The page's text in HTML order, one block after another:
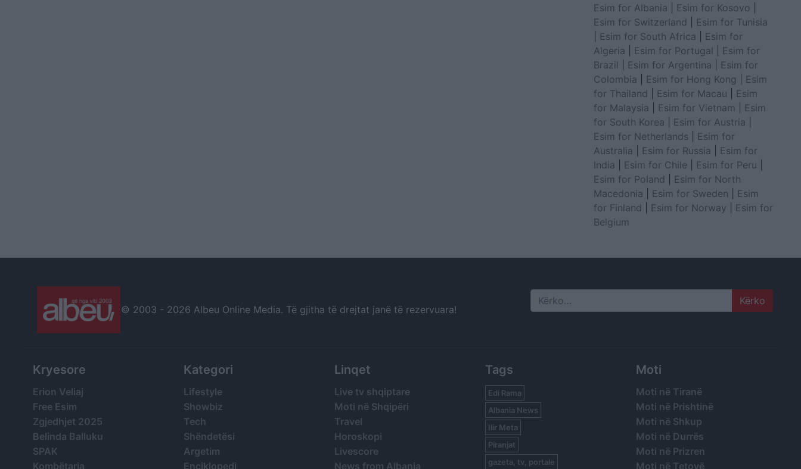
Esim for Albania
Esim for Kosovo
Esim for Switzerland
Esim for Tunisia
Esim for South Africa
Esim for
Algeria
Esim for Portugal
Esim for
Brazil
Esim for Argentina
Esim for
Colombia
Esim for Hong Kong
Esim
for Thailand
Esim for Macau
Esim
for Malaysia
Esim for Vietnam
Esim
for South Korea
Esim for Austria
Esim for Netherlands
Esim for
Australia
Esim for Russia
Esim for
India
Esim for Chile Esim for Peru
Esim for Poland
Esim for North
Macedonia
Esim for Sweden
Esim
for Finland
Esim for Norway
Esim for
Belgium
© 2003 - 2026 Albeu Online Media. Të gjitha të drejtat janë të rezervuara! Search
Kryesore
Erion Veliaj
Free Esim
Zgjedhjet 2025
Belinda Balluku
SPAK
Kombëtarja
Kategori
Lifestyle
Showbiz
Tech
Shëndetësi
Argetim
Enciklopedi
Linqet
Live tv shqiptare
Moti në Shqipëri
Travel
Horoskopi
Livescore
News from Albania
Tags
Edi Rama
Albania News
Ilir Meta
Piranjat
gazeta, tv, portale
Moti
Moti në Tiranë
Moti në Prishtinë
Moti në Shkup
Moti në Durrës
Moti në Prizren
Moti në Tetovë